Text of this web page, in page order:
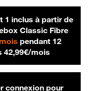
1 inclus à partir de
Classic Fibre
29,99 € par mois
pendant 12
42,99€/mois42,99 € par
connexion pour